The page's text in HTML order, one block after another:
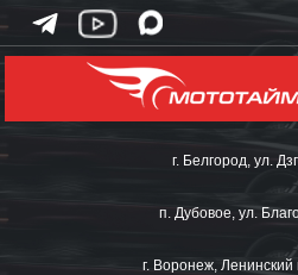
г. Белгород, ул.
п. Дубовое, ул.
г. Воронеж, Ленинский